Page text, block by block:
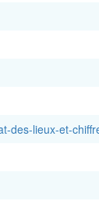
des-lieux-et-